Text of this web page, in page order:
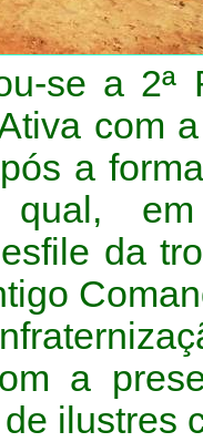
se a
com
a
da
a
ilustres